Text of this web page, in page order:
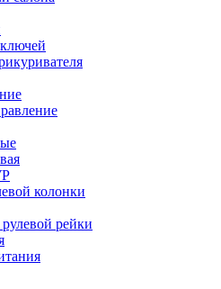
колонки
рейки